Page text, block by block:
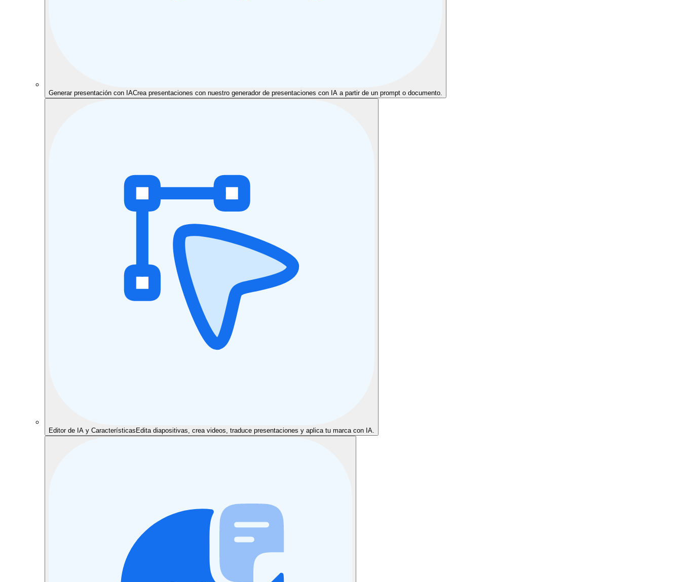
Generar presentación con IACrea presentaciones con nuestro generador de presentaciones con IA a partir de un prompt o documento.
Editor de IA y Características Edita diapositivas, crea videos, traduce presentaciones y aplica tu marca con IA.